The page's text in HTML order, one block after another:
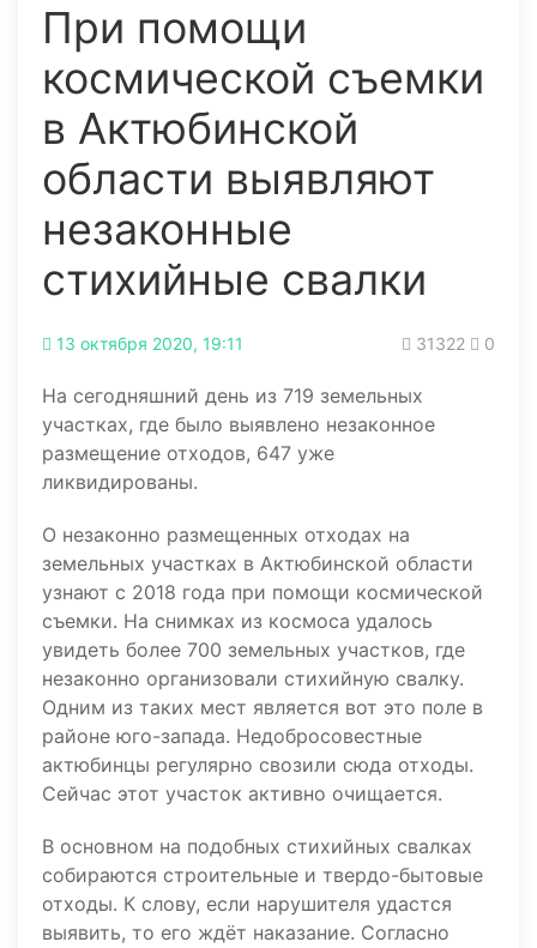
При помощи
космической съемки
в Актюбинской
области выявляют
незаконные
стихийные свалки
13 октября 2020, 19:11 31322 0
На сегодняшний день из 719 земельных
участках, где было выявлено незаконное
размещение отходов, 647 уже
ликвидированы.
О незаконно размещенных отходах на
земельных участках в Актюбинской области
узнают с 2018 года при помощи космической
съемки. На снимках из космоса удалось
увидеть более 700 земельных участков, где
незаконно организовали стихийную свалку.
Одним из таких мест является вот это поле в
районе юго-запада. Недобросовестные
актюбинцы регулярно свозили сюда отходы.
Сейчас этот участок активно очищается.
В основном на подобных стихийных свалках
собираются строительные и твердо-бытовые
отходы. К слову, если нарушителя удастся
выявить, то его ждёт наказание. Согласно